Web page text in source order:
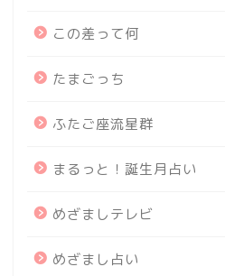
この差って何
たまごっち
ふたご座流星群
まるっと！誕生月占い
めざましテレビ
めざまし占い